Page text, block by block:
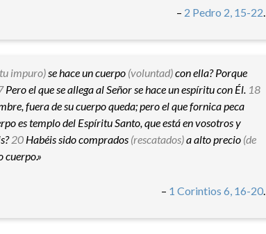
– 2 Pedro 2, 15-22.
impuro)se hace un cuerpo (voluntad)con ella? Porque
Pero el que se allega al Señor se hace un espíritu con Él. 18
fuera de su cuerpo queda; pero el que fornica peca
es templo del Espíritu Santo, que está en vosotros y
20 Habéis sido comprados (rescatados)a alto precio (de
cuerpo.»
– 1 Corintios 6, 16-20.